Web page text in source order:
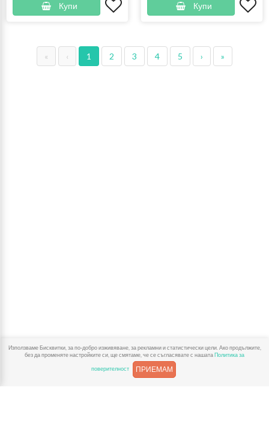
Купи Купи
« ‹ 1 2 3 4 5 › »
Използваме Бисквитки, за по-добро изживяване, за рекламни и статистически цели. Ако продължите,
без да променяте настройките си, ще смятаме, че се съгласявате с нашатаПолитика за
поверителност ПРИЕМАМ